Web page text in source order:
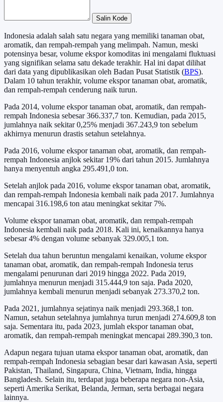
Salin Kode
Indonesia adalah salah satu negara yang memiliki tanaman obat,
aromatik, dan rempah-rempah yang melimpah. Namun, meski
potensinya besar, volume ekspor komoditas ini mengalami fluktuasi
yang signifikan selama satu dekade terakhir. Hal ini dapat dilihat
dari data yang dipublikasikan oleh Badan Pusat Statistik (BPS).
Dalam 10 tahun terakhir, volume ekspor tanaman obat, aromatik,
dan rempah-rempah cenderung naik turun.
Pada 2014, volume ekspor tanaman obat, aromatik, dan rempah-
rempah Indonesia sebesar 366.337,7 ton. Kemudian, pada 2015,
jumlahnya naik sekitar 0,25% menjadi 367.243,9 ton sebelum
akhirnya menurun drastis setahun setelahnya.
Pada 2016, volume ekspor tanaman obat, aromatik, dan rempah-
rempah Indonesia anjlok sekitar 19% dari tahun 2015. Jumlahnya
hanya menyentuh angka 295.491,0 ton.
Setelah anjlok pada 2016, volume ekspor tanaman obat, aromatik,
dan rempah-rempah Indonesia kembali naik pada 2017. Jumlahnya
mencapai 316.198,6 ton atau meningkat sekitar 7%.
Volume ekspor tanaman obat, aromatik, dan rempah-rempah
Indonesia kembali naik pada 2018. Kali ini, kenaikannya hanya
sebesar 4% dengan volume sebanyak 329.005,1 ton.
Setelah dua tahun beruntun mengalami kenaikan, volume ekspor
tanaman obat, aromatik, dan rempah-rempah Indonesia terus
mengalami penurunan dari 2019 hingga 2022. Pada 2019,
jumlahnya menurun menjadi 315.444,9 ton saja. Pada 2020,
jumlahnya kembali menurun menjadi sebanyak 273.370,2 ton.
Pada 2021, jumlahnya sejatinya naik menjadi 293.368,1 ton.
Namun, setahun setelahnya jumlahnya turun menjadi 274.609,8 ton
saja. Sementara itu, pada 2023, jumlah ekspor tanaman obat,
aromatik, dan rempah-rempah meningkat mencapai 289.390,3 ton.
Adapun negara tujuan utama ekspor tanaman obat, aromatik, dan
rempah-rempah Indonesia sebagian besar dari kawasan Asia, seperti
Pakistan, Thailand, Singapura, China, Vietnam, India, hingga
Bangladesh. Selain itu, terdapat juga beberapa negara non-Asia,
seperti Amerika Serikat, Belanda, Jerman, serta berbagai negara
lainnya.